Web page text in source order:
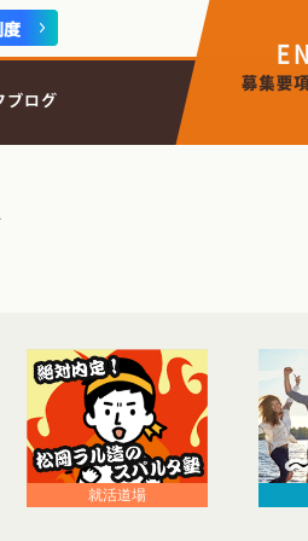
就活道場